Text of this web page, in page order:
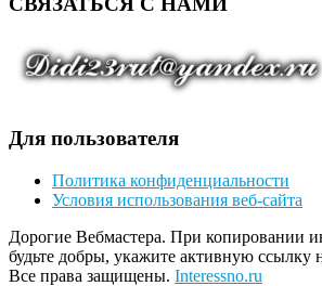
Для пользователя
Политика конфиденциальности
Условия использования веб-сайта
Дорогие Вебмастера. При копировании
будьте добры, укажите активную ссылку
Все права защищены. Interessno.ru